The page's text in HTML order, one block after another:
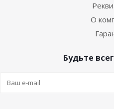
О
Будьте